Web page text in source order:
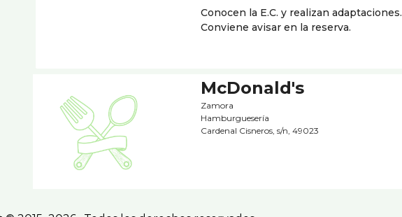
Conocen la E.C. y realizan adaptaciones.
Conviene avisar en la reserva.
McDonald's
Zamora
Hamburgueserí­a
Cardenal Cisneros, s/n, 49023